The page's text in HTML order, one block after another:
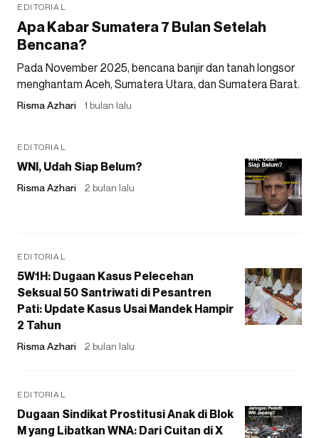
EDITORIAL
Apa Kabar Sumatera 7 Bulan Setelah
Bencana?
Pada November 2025, bencana banjir dan tanah longsor
menghantam Aceh, Sumatera Utara, dan Sumatera Barat.
Risma Azhari 1 bulan lalu
EDITORIAL
WNI, Udah Siap Belum?
Risma Azhari 2 bulan lalu
EDITORIAL
5W1H: Dugaan Kasus Pelecehan
Seksual 50 Santriwati di Pesantren
Pati: Update Kasus Usai Mandek Hampir
2 Tahun
Risma Azhari 2 bulan lalu
EDITORIAL
Dugaan Sindikat Prostitusi Anak di Blok
M yang Libatkan WNA: Dari Cuitan di X